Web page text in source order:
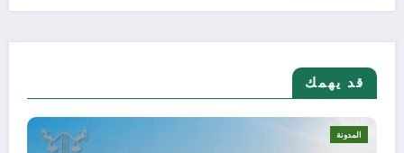
قد يهمك
المدونة